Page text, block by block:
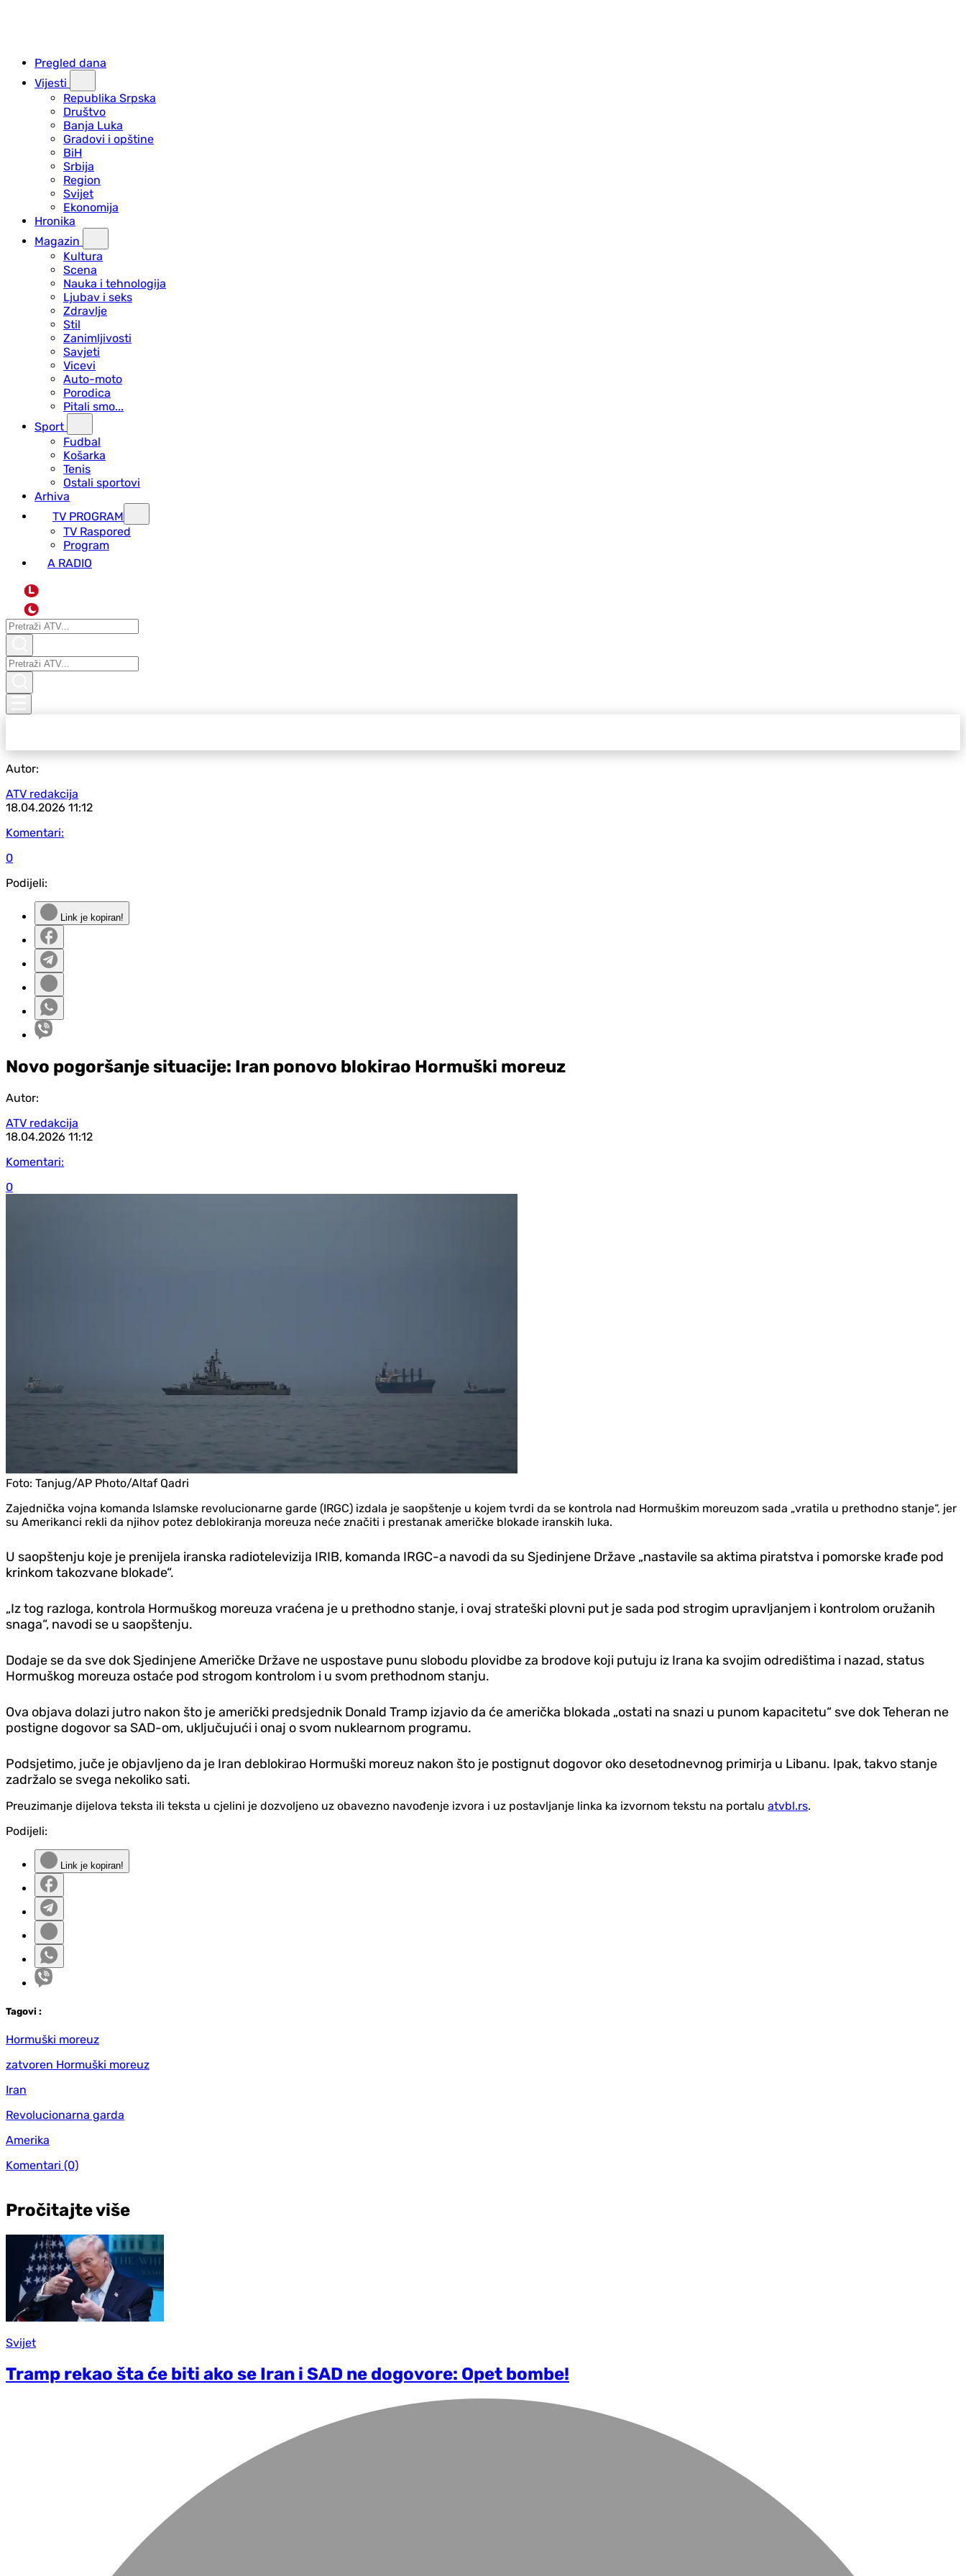
Pregled dana
Vijesti
Republika Srpska
Društvo
Banja Luka
Gradovi i opštine
BiH
Srbija
Region
Svijet
Ekonomija
Hronika
Magazin
Kultura
Scena
Nauka i tehnologija
Ljubav i seks
Zdravlje
Stil
Zanimljivosti
Savjeti
Vicevi
Auto-moto
Porodica
Pitali smo...
Sport
Fudbal
Košarka
Tenis
Ostali sportovi
Arhiva
TV PROGRAM
ТV Raspored
Program
A RADIO
L
Autor:
ATV redakcija
18.04.2026 11:12
Komentari:
0
Podijeli:
Link je kopiran!
Novo pogoršanje situacije: Iran ponovo blokirao Hormuški moreuz
Autor:
ATV redakcija
18.04.2026 11:12
Komentari:
0
Foto: Tanjug/AP Photo/Altaf Qadri
Zajednička vojna komanda Islamske revolucionarne garde (IRGC) izdala je saopštenje u kojem tvrdi da se kontrola nad Hormuškim moreuzom sada „vratila u prethodno stanje“, jer
su Amerikanci rekli da njihov potez deblokiranja moreuza neće značiti i prestanak američke blokade iranskih luka.
U saopštenju koje je prenijela iranska radiotelevizija IRIB, komanda IRGC-a navodi da su Sjedinjene Države „nastavile sa aktima piratstva i pomorske krađe pod
krinkom takozvane blokade“.
„Iz tog razloga, kontrola Hormuškog moreuza vraćena je u prethodno stanje, i ovaj strateški plovni put je sada pod strogim upravljanjem i kontrolom oružanih
snaga“, navodi se u saopštenju.
Dodaje se da sve dok Sjedinjene Američke Države ne uspostave punu slobodu plovidbe za brodove koji putuju iz Irana ka svojim odredištima i nazad, status
Hormuškog moreuza ostaće pod strogom kontrolom i u svom prethodnom stanju.
Ova objava dolazi jutro nakon što je američki predsjednik Donald Tramp izjavio da će američka blokada „ostati na snazi u punom kapacitetu“ sve dok Teheran ne
postigne dogovor sa SAD-om, uključujući i onaj o svom nuklearnom programu.
Podsjetimo, juče je objavljeno da je Iran deblokirao Hormuški moreuz nakon što je postignut dogovor oko desetodnevnog primirja u Libanu. Ipak, takvo stanje
zadržalo se svega nekoliko sati.
Preuzimanje dijelova teksta ili teksta u cjelini je dozvoljeno uz obavezno navođenje izvora i uz postavljanje linka ka izvornom tekstu na portalu atvbl.rs.
Podijeli:
Link je kopiran!
Tagovi :
Hormuški moreuz
zatvoren Hormuški moreuz
Iran
Revolucionarna garda
Amerika
Komentari (0)
Pročitajte više
Svijet
Tramp rekao šta će biti ako se Iran i SAD ne dogovore: Opet bombe!